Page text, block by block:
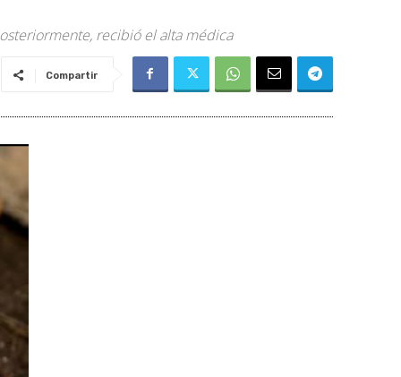
recibió el alta médica
Compartir